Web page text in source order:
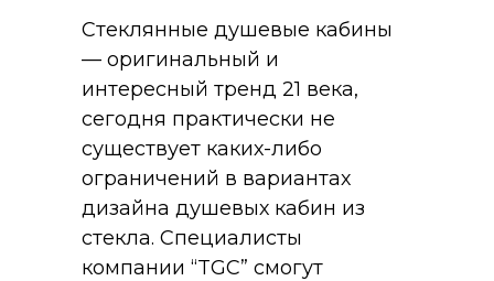
Стеклянные душевые кабины
— оригинальный и
интересный тренд 21 века,
сегодня практически не
существует каких-либо
ограничений в вариантах
дизайна душевых кабин из
стекла. Специалисты
компании “TGC” смогут